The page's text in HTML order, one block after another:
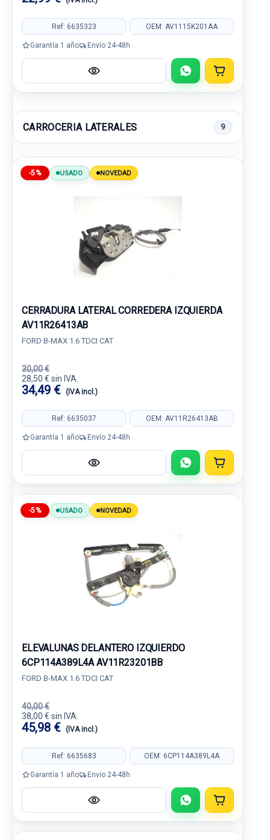
Ref: 6635323 OEM: AV1115K201AA
Garantía 1 año Envío 24-48h
CARROCERIA LATERALES 9
-5% USADO NOVEDAD
CERRADURA LATERAL CORREDERA IZQUIERDA
AV11R26413AB
FORD B-MAX 1.6 TDCI CAT
30,00 €
28,50 € sin IVA.
34,49 € (IVA incl.)
Ref: 6635037 OEM: AV11R26413AB
Garantía 1 año Envío 24-48h
-5% USADO NOVEDAD
ELEVALUNAS DELANTERO IZQUIERDO
6CP114A389L4A AV11R23201BB
FORD B-MAX 1.6 TDCI CAT
40,00 €
38,00 € sin IVA.
45,98 € (IVA incl.)
Ref: 6635683 OEM: 6CP114A389L4A
Garantía 1 año Envío 24-48h